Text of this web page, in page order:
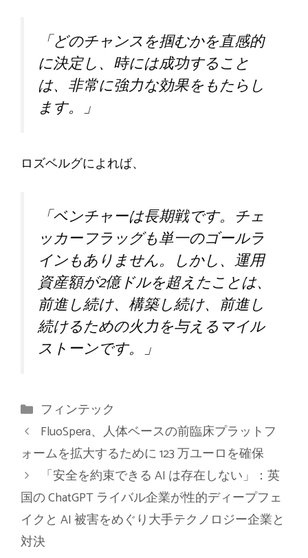
「どのチャンスを掴むかを直感的
に決定し、時には成功すること
は、非常に強力な効果をもたらし
ます。」
ロズベルグによれば、
「ベンチャーは長期戦です。チェ
ッカーフラッグも単一のゴールラ
インもありません。しかし、運用
資産額が2億ドルを超えたことは、
前進し続け、構築し続け、前進し
続けるための火力を与えるマイル
ストーンです。」
カ
テ
ゴ
リ
ー
フィンテック
FluoSpera、人体ベースの前臨床プラットフ
ォームを拡大するために 123 万ユーロを確保
「安全を約束できる AI は存在しない」：英
国の ChatGPT ライバル企業が性的ディープフェ
イクと AI 被害をめぐり大手テクノロジー企業と
対決